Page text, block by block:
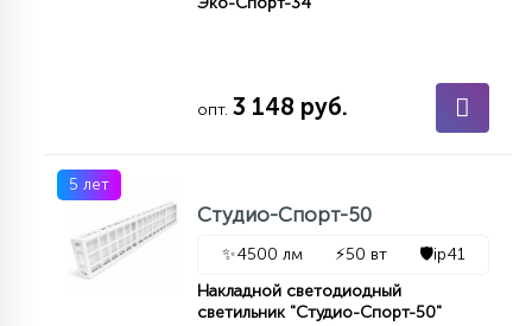
опт. 3 148 руб.
5 лет
Студио-Спорт-50
✨4500 лм ⚡50 вт 🛡️ip41
Накладной светодиодный
светильник "Студио-Спорт-50"